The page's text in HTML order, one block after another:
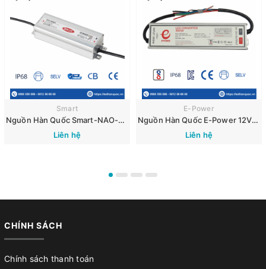
Smart
Nguồn Hàn Quốc Smart-NAO-SM300
Liên hệ
E-Power
Nguồn Hàn Quốc E-Power 12V 300W
Liên hệ
CHÍNH SÁCH
Chính sách thanh toán